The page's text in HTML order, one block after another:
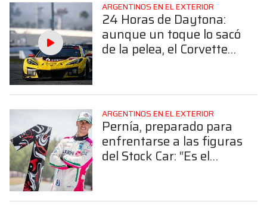
ARGENTINOS EN EL EXTERIOR
24 Horas de Daytona:
aunque un toque lo sacó
de la pelea, el Corvette
ARGENTINOS EN EL EXTERIOR
Pernía, preparado para
enfrentarse a las figuras
del Stock Car: “Es el